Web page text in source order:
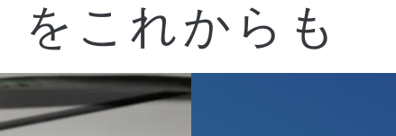
をこれからも